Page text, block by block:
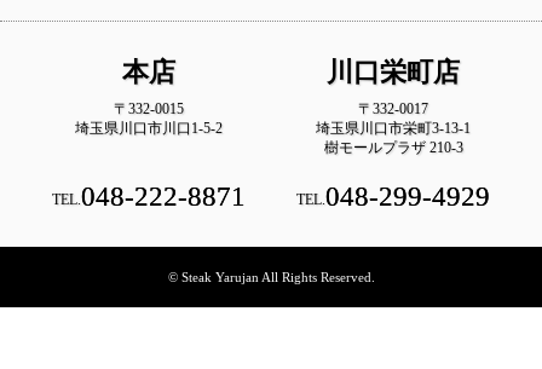
本店
〒332-0015
埼玉県川口市川口1-5-2
TEL. 048-222-8871
川口栄町店
〒332-0017
埼玉県川口市栄町3-13-1
樹モールプラザ 210-3
TEL.048-299-4929
© Steak Yarujan All Rights Reserved.